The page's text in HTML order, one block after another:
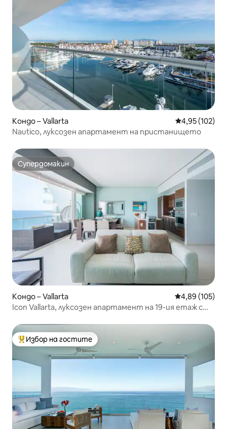
Кондо – Vallarta Средна
4,95 (102)
Nautico, луксозен апартамент на пристанището
Супердомакин
Супердомакин
Кондо – Vallarta Средна
4,89 (105)
Icon Vallarta, луксозен апартамент на 19-ия етаж с
Най-популярен избор на гостите
Избор на гостите